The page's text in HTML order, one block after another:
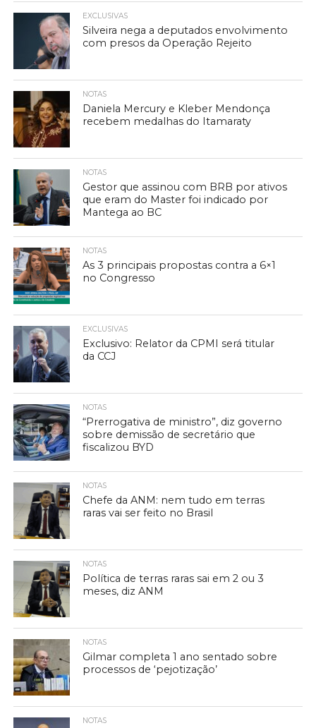
EXCLUSIVAS
Silveira nega a deputados envolvimento
com presos da Operação Rejeito
NOTAS
Daniela Mercury e Kleber Mendonça
recebem medalhas do Itamaraty
NOTAS
Gestor que assinou com BRB por ativos
que eram do Master foi indicado por
Mantega ao BC
NOTAS
As 3 principais propostas contra a 6×1
no Congresso
EXCLUSIVAS
Exclusivo: Relator da CPMI será titular
da CCJ
NOTAS
“Prerrogativa de ministro”, diz governo
sobre demissão de secretário que
fiscalizou BYD
NOTAS
Chefe da ANM: nem tudo em terras
raras vai ser feito no Brasil
NOTAS
Política de terras raras sai em 2 ou 3
meses, diz ANM
NOTAS
Gilmar completa 1 ano sentado sobre
processos de ‘pejotização’
NOTAS